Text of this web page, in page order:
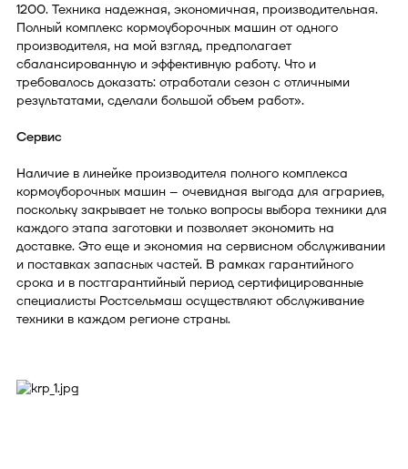
1200. Техника надежная, экономичная, производительная.
Полный комплекс кормоуборочных машин от одного
производителя, на мой взгляд, предполагает
сбалансированную и эффективную работу. Что и
требовалось доказать: отработали сезон с отличными
результатами, сделали большой объем работ».
Сервис
Наличие в линейке производителя полного комплекса
кормоуборочных машин ­– очевидная выгода для аграриев,
поскольку закрывает не только вопросы выбора техники для
каждого этапа заготовки и позволяет экономить на
доставке. Это еще и экономия на сервисном обслуживании
и поставках запасных частей. В рамках гарантийного
срока и в постгарантийный период сертифицированные
специалисты Ростсельмаш осуществляют обслуживание
техники в каждом регионе страны.